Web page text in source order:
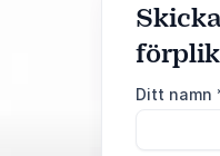
Ditt namn